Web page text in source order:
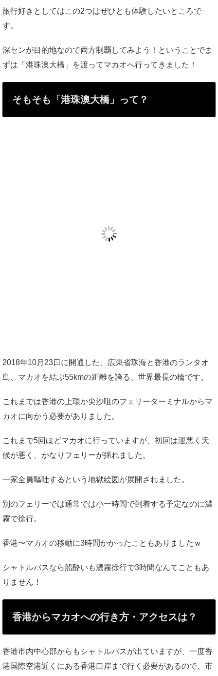
旅行好きとしてはこの2つはぜひとも体験したいところで
す。
深センが目的地なので両方制覇してみよう！ということでま
ずは「港珠澳大橋」を渡ってマカオへ行ってきました！
そもそも「港珠澳大橋」って？
2018年10月23日に開通した、広東省珠海と香港のランタオ
島、マカオを結ぶ55kmの距離を誇る、世界最長の橋です。
これまでは香港の上環か尖沙咀のフェリーターミナルからマ
カオに向かう必要がありました。
これまで5回ほどマカオに行っていますが、初回は運悪く天
候が悪く、かなりフェリーが揺れました。
一家全員嘔吐するという地獄絵図が展開されました。
別のフェリーでは通常では小一時間で到着する予定なのに濃
霧で徐行。
香港〜マカオの移動に3時間かかったこともありましたｗ
シャトルバスなら船酔いも濃霧徐行で3時間なんてこともあ
りません！
香港からマカオへの行き方・アクセスは？
香港市内中心部からもシャトルバスが出ていますが、一度香
港国際空港近くにある香港口岸まで行く必要があるので、市